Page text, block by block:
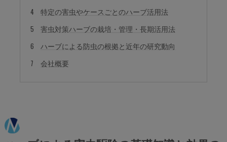
特定の害虫やケースごとのハーブ活用法
害虫対策ハーブの栽培・管理・長期活用法
ハーブによる防虫の根拠と近年の研究動向
会社概要